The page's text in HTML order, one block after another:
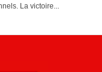
La victoire...